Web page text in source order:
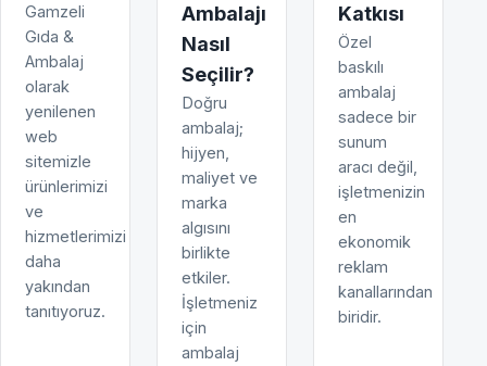
Gamzeli
Gıda &
Ambalaj
olarak
yenilenen
web
sitemizle
ürünlerimizi
ve
hizmetlerimizi
daha
yakından
tanıtıyoruz.
Ambalajı
Nasıl
Seçilir?
Doğru
ambalaj;
hijyen,
maliyet ve
marka
algısını
birlikte
etkiler.
İşletmeniz
için
ambalaj
Katkısı
Özel
baskılı
ambalaj
sadece bir
sunum
aracı değil,
işletmenizin
en
ekonomik
reklam
kanallarından
biridir.